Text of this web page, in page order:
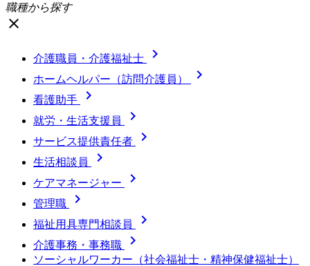
職種から探す
close
介護職員・介護福祉士 
ホームヘルパー（訪問介護員） 
看護助手 
就労・生活支援員 
サービス提供責任者 
生活相談員 
ケアマネージャー 
管理職 
福祉用具専門相談員 
介護事務・事務職 
ソーシャルワーカー（社会福祉士・精神保健福祉士）